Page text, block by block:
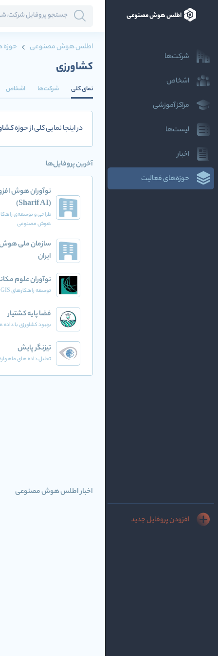
اطلس هوش مصنوعی
شرکت‌ها
اشخاص
مراکز آموزشی
لیست‌ها
اخبار
حوزه‌های فعالیت
افزودن پروفایل جدید
اطلس هوش مصنوعی حوزه
کشاورزی
نمای کلی شرکت‌ها اشخاص
در اینجا نمایی کلی از حوزه
آخرین پروفایل‌ها
نوآوران هوش
(Sharif AI)
طراحی و توسعه‌ی
هوش مصنوعی
سازمان ملی
ایران
نوآوران علوم
توسعه راهکارهای GIS
فضا پایه کشتیار
بهبود کشاورزی با داده
تیزنگر پایش
تحلیل داده های
اخبار اطلس هوش مصنوعی